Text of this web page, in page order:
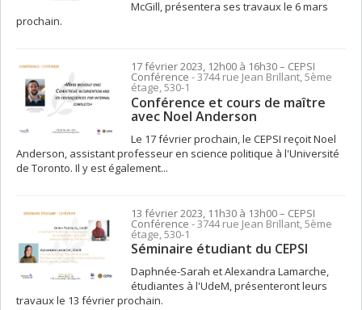
McGill, présentera ses travaux le 6 mars
prochain.
17 février 2023, 12h00 à 16h30– CEPSI
Conférence- 3744 rue Jean Brillant, 5ème
étage, 530-1
Conférence et cours de maître
avec Noel Anderson
Le 17 février prochain, le CEPSI reçoit Noel
Anderson, assistant professeur en science politique à l'Université
de Toronto. Il y est également...
13 février 2023, 11h30 à 13h00– CEPSI
Conférence- 3744 rue Jean Brillant, 5ème
étage, 530-1
Séminaire étudiant du CEPSI
Daphnée-Sarah et Alexandra Lamarche,
étudiantes à l'UdeM, présenteront leurs
travaux le 13 février prochain.